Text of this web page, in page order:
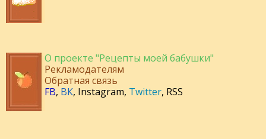
О проекте "Рецепты моей бабушки"
Рекламодателям
Обратная связь
FB, ВК, Instagram, Twitter, RSS